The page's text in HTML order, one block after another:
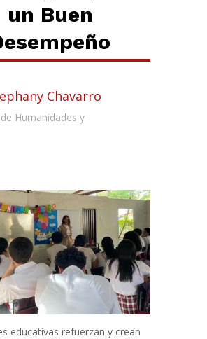
un Buen
Chavarro
Humanidades y
educativas refuerzan y crean